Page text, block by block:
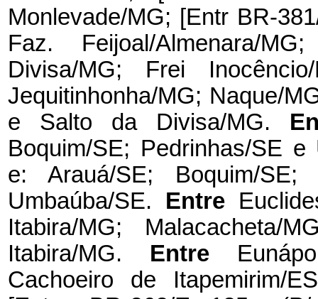
Monlevade/MG; [Entr BR-
Faz. Feijoal/Almenara/
Divisa/MG; Frei
Jequitinhonha/MG; Naque/
e Salto da Divisa/MG.
Boquim/SE; Pedrinhas/SE
e: Arauá/SE; Boquim/SE;
Umbaúba/SE. Entre
Itabira/MG;
Itabira/MG. Entre
Cachoeiro de Itapemirim/